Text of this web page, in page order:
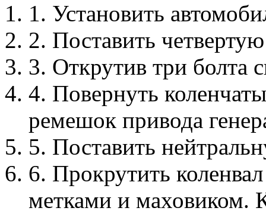
1. Установить
2. Поставить
3. Открутив три
4. Повернуть
ремешок привода
5. Поставить
6. Прокрутить
метками и маховиком.